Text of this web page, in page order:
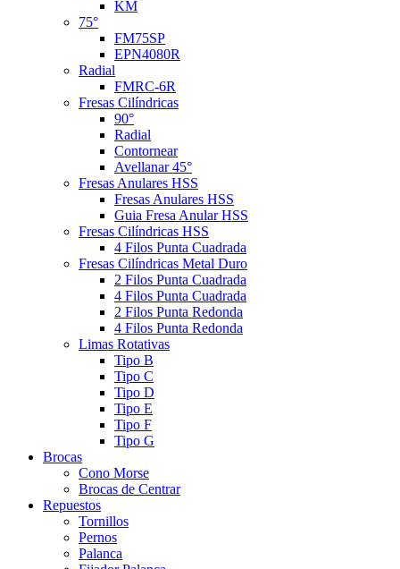
KM
75°
FM75SP
EPN4080R
Radial
FMRC-6R
Fresas Cilíndricas
90°
Radial
Contornear
Avellanar 45°
Fresas Anulares HSS
Fresas Anulares HSS
Guia Fresa Anular HSS
Fresas Cilíndricas HSS
4 Filos Punta Cuadrada
Fresas Cilíndricas Metal Duro
2 Filos Punta Cuadrada
4 Filos Punta Cuadrada
2 Filos Punta Redonda
4 Filos Punta Redonda
Limas Rotativas
Tipo B
Tipo C
Tipo D
Tipo E
Tipo F
Tipo G
Brocas
Cono Morse
Brocas de Centrar
Repuestos
Tornillos
Pernos
Palanca